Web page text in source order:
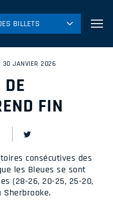
BILLETS
BILLETS
30 JANVIER 2026
FIN
consécutives des
les Bleues se sont
(28-26, 20-25, 25-20,
Sherbrooke.